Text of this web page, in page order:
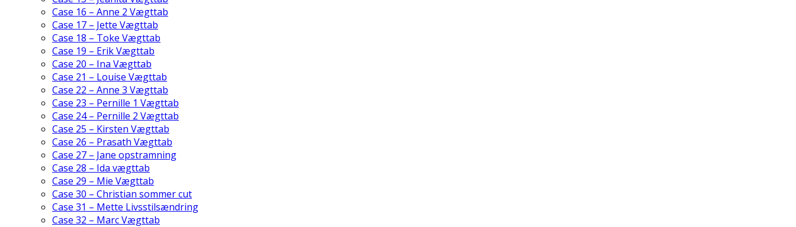
Case 16 – Anne 2 Vægttab
Case 17 – Jette Vægttab
Case 18 – Toke Vægttab
Case 19 – Erik Vægttab
Case 20 – Ina Vægttab
Case 21 – Louise Vægttab
Case 22 – Anne 3 Vægttab
Case 23 – Pernille 1 Vægttab
Case 24 – Pernille 2 Vægttab
Case 25 – Kirsten Vægttab
Case 26 – Prasath Vægttab
Case 27 – Jane opstramning
Case 28 – Ida vægttab
Case 29 – Mie Vægttab
Case 30 – Christian sommer cut
Case 31 – Mette Livsstilsændring
Case 32 – Marc Vægttab